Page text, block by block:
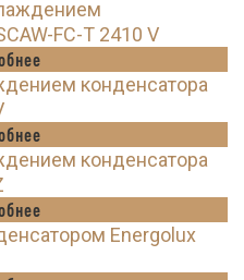
FC-T 2410 V
конденсатора
конденсатора
Energolux